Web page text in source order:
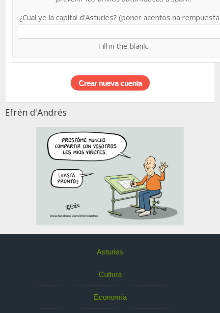
¿Cual ye la capital d'Asturies? (poner acentos na
Fill in the blank.
Efrén d'Andrés
Asturies
Cultura
Economía